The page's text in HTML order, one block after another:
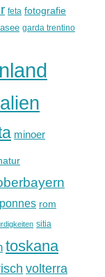
feta fotografie
garda trentino
minoer
rom
sitia
toskana
volterra